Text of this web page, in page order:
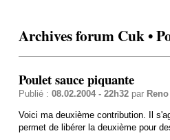
Archives forum Cuk •
Poulet sauce piquante
Publié : 08.02.2004 - 22h32par Reno
Voici ma deuxième contribution. Il
permet de libérer la deuxième pour